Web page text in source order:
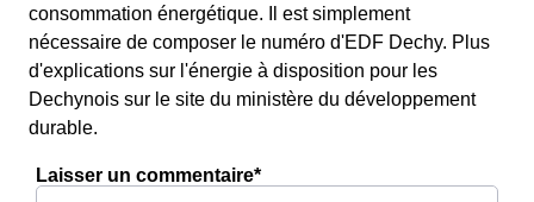
consommation énergétique. Il est simplement
nécessaire de composer le numéro d'EDF Dechy. Plus
d'explications sur l'énergie à disposition pour les
Dechynois sur le site du ministère du développement
durable.
Laisser un commentaire*